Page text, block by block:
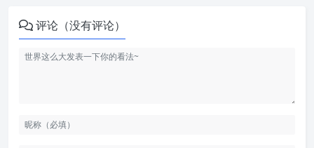
评论（没有评论）